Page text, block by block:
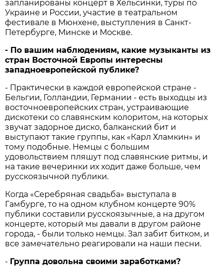
запланированы концерт в Хельсинки, туры по
Украине и России, участие в театральном
фестивале в Мюнхене, выступления в Санкт-
Петербурге, Минске и Москве.
- По вашим наблюдениям, какие музыканты из
стран Восточной Европы интересны
западноевропейской публике?
- Практически в каждой европейской стране -
Бельгии, Голландии, Германии - есть выходцы из
восточноевропейских стран, устраивающие
дискотеки со славянским колоритом, на которых
звучат задорное диско, балканский бит и
выступают такие группы, как «Карл Хламкин» и
тому подобные. Немцы с большим
удовольствием пляшут под славянские ритмы, и
на такие вечеринки их ходит даже больше, чем
русскоязычной публики.
Когда «Серебряная свадьба» выступала в
Гамбурге, то на одном клубном концерте 90%
публики составили русскоязычные, а на другом
концерте, который мы давали в другом районе
города, - были только немцы. Зал забит битком, и
все замечательно реагировали на наши песни.
- Группа довольна своими заработками?